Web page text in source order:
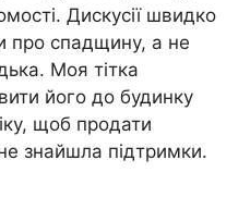
Дискусії швидко
про спадщину, а не
Моя тітка
його до будинку
щоб продати
знайшла підтримки.